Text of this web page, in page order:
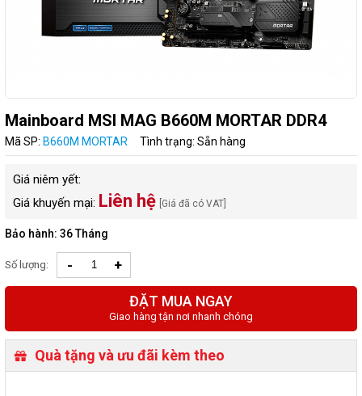
Mainboard MSI MAG B660M MORTAR DDR4
Mã SP: B660M MORTAR Tình trạng: Sẵn hàng
Giá niêm yết:
Giá khuyến mại: Liên hệ [Giá đã có VAT]
Bảo hành: 36 Tháng
Số lượng: - +
ĐẶT MUA NGAY
Giao hàng tận nơi nhanh chóng
Quà tặng và ưu đãi kèm theo